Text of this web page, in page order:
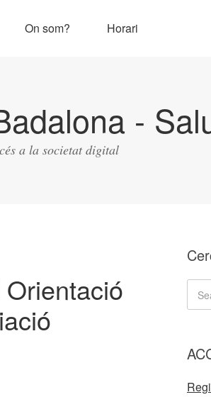
On som? Horari
-
a la societat digital